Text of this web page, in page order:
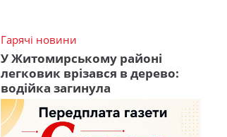
Гарячі новини
У Житомирському районі
легковик врізався в дерево:
водійка загинула